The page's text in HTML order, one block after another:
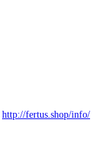
http://fertus.shop/info/